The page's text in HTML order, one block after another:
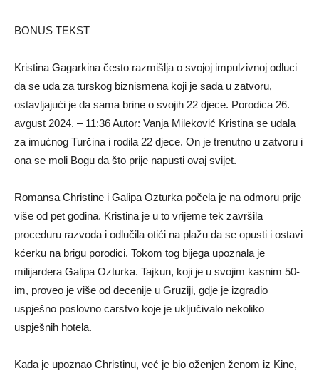
BONUS TEKST
Kristina Gagarkina često razmišlja o svojoj impulzivnoj odluci
da se uda za turskog biznismena koji je sada u zatvoru,
ostavljajući je da sama brine o svojih 22 djece. Porodica 26.
avgust 2024. – 11:36 Autor: Vanja Mileković Kristina se udala
za imućnog Turčina i rodila 22 djece. On je trenutno u zatvoru i
ona se moli Bogu da što prije napusti ovaj svijet.
Romansa Christine i Galipa Ozturka počela je na odmoru prije
više od pet godina. Kristina je u to vrijeme tek završila
proceduru razvoda i odlučila otići na plažu da se opusti i ostavi
kćerku na brigu porodici. Tokom tog bijega upoznala je
milijardera Galipa Ozturka. Tajkun, koji je u svojim kasnim 50-
im, proveo je više od decenije u Gruziji, gdje je izgradio
uspješno poslovno carstvo koje je uključivalo nekoliko
uspješnih hotela.
Kada je upoznao Christinu, već je bio oženjen ženom iz Kine,